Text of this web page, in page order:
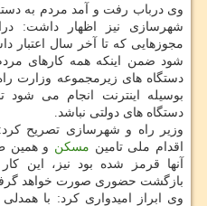
وی درباب رفت و آمد مردم به
شهرسازی نیز اظهار داشت:
مجوزهایی كه تا آخر سال اعتبار
شود ضمن اینكه همه كارهای
دستگاه های زیرمجموعه وزارت
بوسیله اینترنت انجام می
دستگاه های دولتی نباشد.
وزیر راه و شهرسازی تصریح
اقدام ملی تامین مسكن و همین
آنها قرمز شده بود نیز، این
بازگشت حضوری صورت خواهد
وی ابراز امیدواری كرد: با